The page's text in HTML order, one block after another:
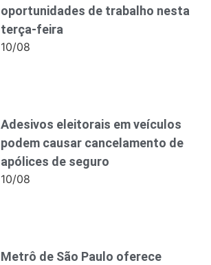
oportunidades de trabalho nesta
terça-feira
10/08
Adesivos eleitorais em veículos
podem causar cancelamento de
apólices de seguro
10/08
Metrô de São Paulo oferece